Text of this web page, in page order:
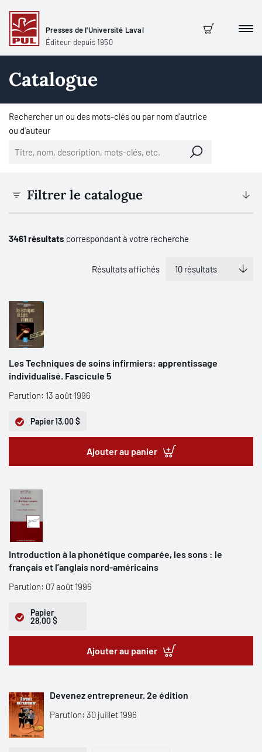
Presses de l'Université Laval
Éditeur depuis 1950
Panier
Catalogue
Rechercher un ou des mots-clés ou par nom d'autrice
ou d'auteur
Filtrer le catalogue
3461 résultats correspondant à votre recherche
Résultats affichés
Les Techniques de soins infirmiers: apprentissage
individualisé. Fascicule 5
Parution: 13 août 1996
Papier13,00 $
Ajouter au panier
Introduction à la phonétique comparée, les sons : le
français et l’anglais nord-américains
Parution: 07 août 1996
Papier
28,00 $
Ajouter au panier
Devenez entrepreneur. 2e édition
Parution: 30 juillet 1996